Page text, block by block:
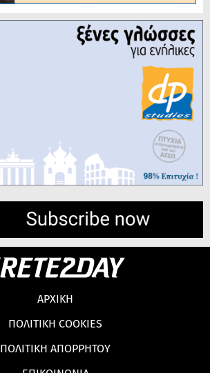
ΑΡΧΙΚΗ
ΠΟΛΙΤΙΚΗ COOKIES
ΠΟΛΙΤΙΚΗ ΑΠΟΡΡΗΤΟΥ